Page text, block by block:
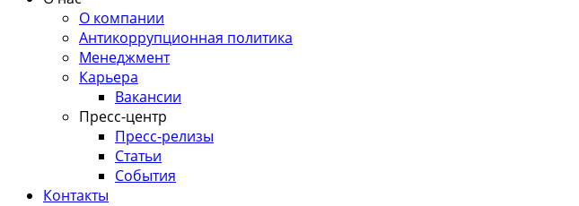
О компании
Антикоррупционная политика
Менеджмент
Карьера
Вакансии
Пресс-центр
Пресс-релизы
Статьи
События
Контакты